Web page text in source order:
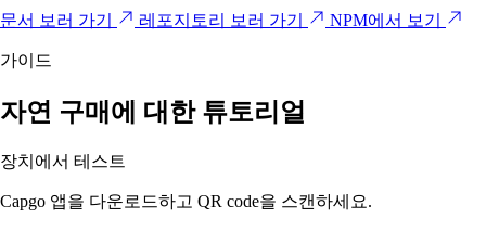
문서 보러 가기 레포지토리 보러 가기 NPM에서 보기
가이드
자연 구매에 대한 튜토리얼
장치에서 테스트
Capgo 앱을 다운로드하고 QR code을 스캔하세요.